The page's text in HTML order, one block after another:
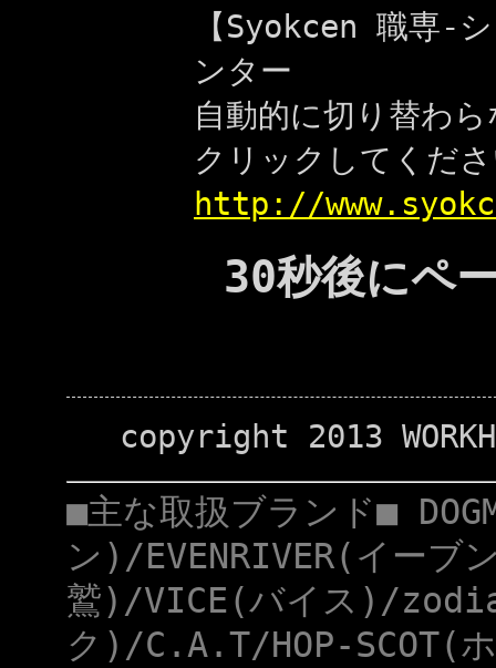
【Syokcen 職専-
ンター
自動的に切り替わ
クリックしてくだ
http://
30秒後にペ
copyright 2013
■主な取扱ブランド■
ン)/EVENRIVER(イーブ
鷲)/VICE(バイス)/
ク)/C.A.T/HOP-